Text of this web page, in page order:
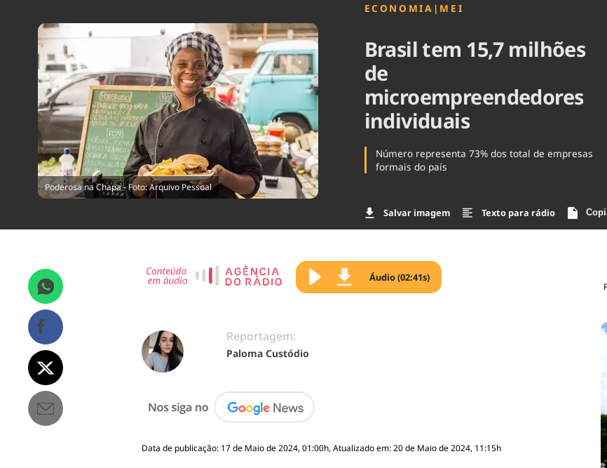
Brasil
Cinema
Poderosa na Chapa - Foto: Arquivo Pessoal
ECONOMIA | MEI
Brasil tem 15,7 milhões
de
microempreendedores
individuais
Número representa 73% dos total de empresas
formais do país
Salvar imagem Texto para rádio
Áudio (02:41s)
Reportagem:
Paloma Custódio
Data de publicação: 17 de Maio de 2024, 01:00h, Atualizado em: 20 de Maio de 2024, 11:15h